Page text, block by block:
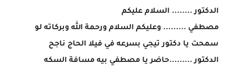
الدكتور ........ السلام عليكم
مصطفي ......... وعليكم السلام ورحمة الله وبركاته لو
سمحت يا دكتور تيجي بسرعه في فيلا الحاج ناجح
الدكتور .........حاضر يا مصطفي بيه مسافة السكه